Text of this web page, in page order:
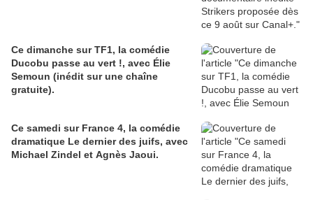
Ce dimanche sur TF1, la comédie
Ducobu passe au vert !, avec Élie
Semoun (inédit sur une chaîne
gratuite).
Ce samedi sur France 4, la comédie
dramatique Le dernier des juifs, avec
Michael Zindel et Agnès Jaoui.